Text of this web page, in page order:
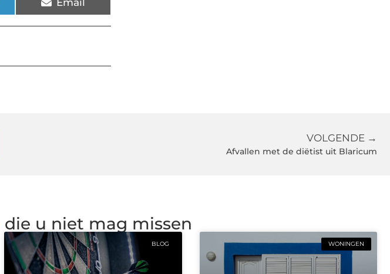
VOLGENDE →
Afvallen met de diëtist uit Blaricum
die u niet mag missen
BLOG WONINGEN